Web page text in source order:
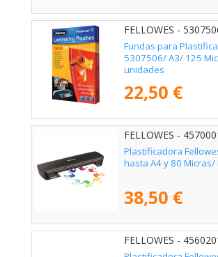
FELLOWES -
Fundas para
5307506/ A3/ 125
unidades
22,50 €
FELLOWES -
Plastificadora
hasta A4 y 80 Micras/
38,50 €
FELLOWES -